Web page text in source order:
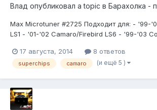
Влад опубликовал a topic в Барахолка -
Max Microtuner #2725 Подходит для: - '99-
LS1 - '01-'02 Camaro/Firebird LS6 - '99-'03
ограничителей скорости и оборотов,
"жесткость" переключений), размер колес
17 августа, 2014 8 ответов
superchips camaro (и ещё 5 )